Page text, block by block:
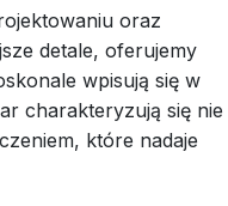
oraz
detale, oferujemy
wpisują się w
charakteryzują się nie
które nadaje